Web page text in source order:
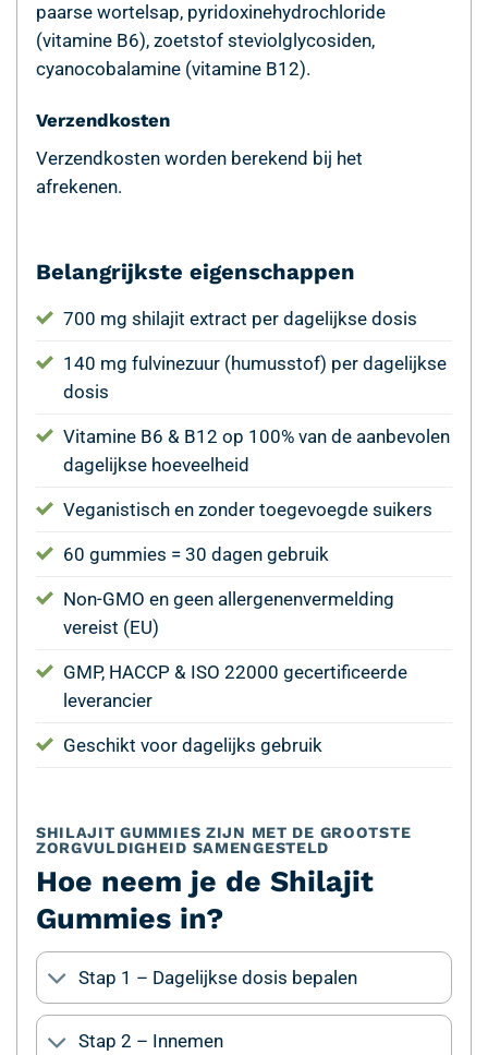
paarse wortelsap, pyridoxinehydrochloride
(vitamine B6), zoetstof steviolglycosiden,
cyanocobalamine (vitamine B12).
Verzendkosten
Verzendkosten worden berekend bij het
afrekenen.
Belangrijkste eigenschappen
700 mg shilajit extract per dagelijkse dosis
140 mg fulvinezuur (humusstof) per dagelijkse
dosis
Vitamine B6 & B12 op 100% van de aanbevolen
dagelijkse hoeveelheid
Veganistisch en zonder toegevoegde suikers
60 gummies = 30 dagen gebruik
Non-GMO en geen allergenenvermelding
vereist (EU)
GMP, HACCP & ISO 22000 gecertificeerde
leverancier
Geschikt voor dagelijks gebruik
SHILAJIT GUMMIES ZIJN MET DE GROOTSTE
ZORGVULDIGHEID SAMENGESTELD
Hoe neem je de Shilajit
Gummies in?
Stap 1 – Dagelijkse dosis bepalen
Stap 2 – Innemen